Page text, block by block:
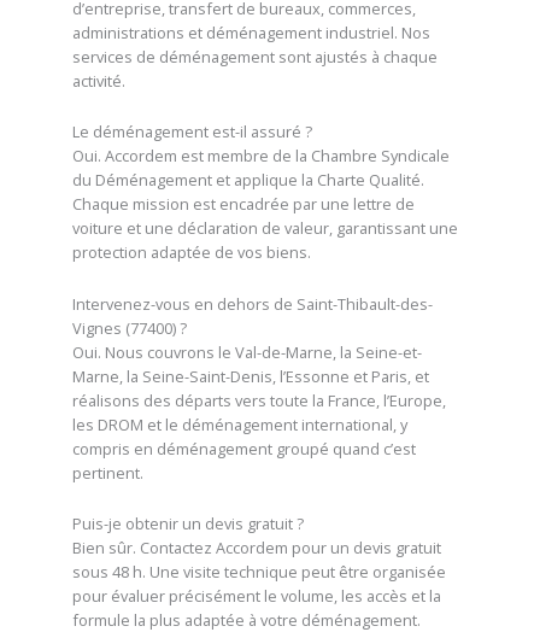
d’entreprise, transfert de bureaux, commerces,
administrations et déménagement industriel. Nos
services de déménagement sont ajustés à chaque
activité.
Le déménagement est-il assuré ?
Oui. Accordem est membre de la Chambre Syndicale
du Déménagement et applique la Charte Qualité.
Chaque mission est encadrée par une lettre de
voiture et une déclaration de valeur, garantissant une
protection adaptée de vos biens.
Intervenez-vous en dehors de Saint-Thibault-des-
Vignes (77400) ?
Oui. Nous couvrons le Val-de-Marne, la Seine-et-
Marne, la Seine-Saint-Denis, l’Essonne et Paris, et
réalisons des départs vers toute la France, l’Europe,
les DROM et le déménagement international, y
compris en déménagement groupé quand c’est
pertinent.
Puis-je obtenir un devis gratuit ?
Bien sûr. Contactez Accordem pour un devis gratuit
sous 48 h. Une visite technique peut être organisée
pour évaluer précisément le volume, les accès et la
formule la plus adaptée à votre déménagement.